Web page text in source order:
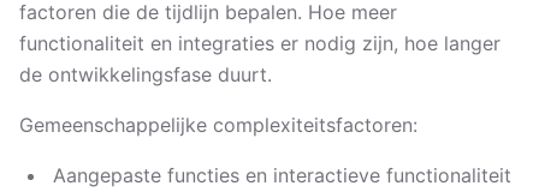
factoren die de tijdlijn bepalen. Hoe meer
functionaliteit en integraties er nodig zijn, hoe langer
de ontwikkelingsfase duurt.
Gemeenschappelijke complexiteitsfactoren:
Aangepaste functies en interactieve functionaliteit